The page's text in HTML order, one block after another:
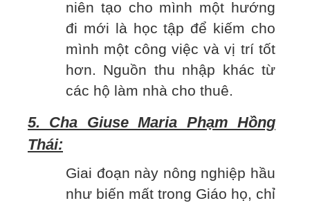
niên tạo cho mình một hướng
đi mới là học tập để kiếm cho
mình một công việc và vị trí tốt
hơn. Nguồn thu nhập khác từ
các hộ làm nhà cho thuê.
5. Cha Giuse Maria Phạm Hồng
Thái:
Giai đoạn này nông nghiệp hầu
như biến mất trong Giáo họ, chỉ